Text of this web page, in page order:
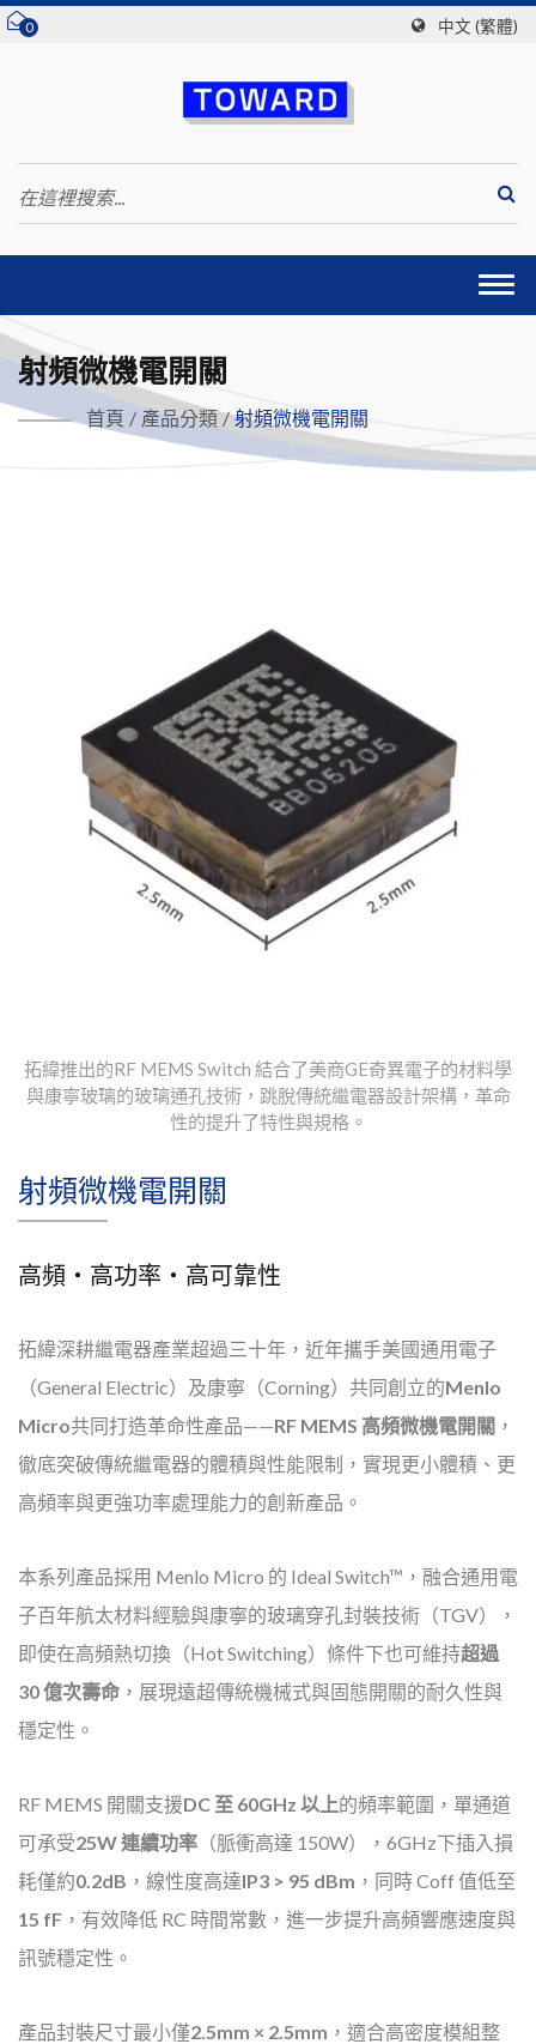
0 中文 (繁體)
射頻微機電開關
首頁 / 產品分類 / 射頻微機電開關
拓緯推出的RF MEMS Switch 結合了美商GE奇異電子的材料學
與康寧玻璃的玻璃通孔技術，跳脫傳統繼電器設計架構，革命
性的提升了特性與規格。
射頻微機電開關
高頻・高功率・高可靠性
拓緯深耕繼電器產業超過三十年，近年攜手美國通用電子
（General Electric）及康寧（Corning）共同創立的Menlo
Micro共同打造革命性產品——RF MEMS 高頻微機電開關 ，
徹底突破傳統繼電器的體積與性能限制，實現更小體積、更
高頻率與更強功率處理能力的創新產品。
本系列產品採用 Menlo Micro 的 Ideal Switch™，融合通用電
子百年航太材料經驗與康寧的玻璃穿孔封裝技術（TGV），
即使在高頻熱切換（Hot Switching）條件下也可維持超過
30 億次壽命 ，展現遠超傳統機械式與固態開關的耐久性與
穩定性。
RF MEMS 開關支援DC 至 60GHz 以上的頻率範圍，單通道
可承受25W 連續功率 （脈衝高達 150W），6GHz下插入損
耗僅約0.2dB ，線性度高達IP3 > 95 dBm ，同時 Coff 值低至
15 fF ，有效降低 RC 時間常數，進一步提升高頻響應速度與
訊號穩定性。
產品封裝尺寸最小僅2.5mm × 2.5mm ，適合高密度模組整